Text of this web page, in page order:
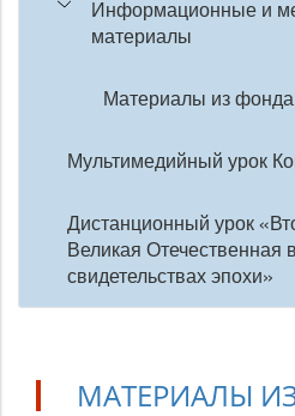
Информационные и
материалы
Материалы из фонда
Мультимедийный урок
Дистанционный урок
Великая Отечественная
свидетельствах эпохи»
МАТЕРИАЛЫ